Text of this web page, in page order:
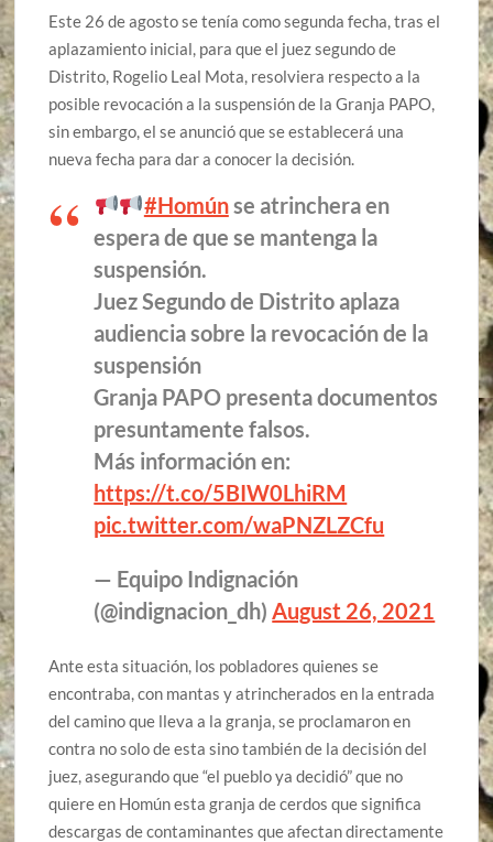
Este 26 de agosto se tenía como segunda fecha, tras el
aplazamiento inicial, para que el juez segundo de
Distrito, Rogelio Leal Mota, resolviera respecto a la
posible revocación a la suspensión de la Granja PAPO,
sin embargo, el se anunció que se establecerá una
nueva fecha para dar a conocer la decisión.
#Homúnse atrinchera en
espera de que se mantenga la
suspensión.
Juez Segundo de Distrito aplaza
audiencia sobre la revocación de la
suspensión
Granja PAPO presenta documentos
presuntamente falsos.
Más información en:
https://t.co/5BIW0LhiRM
pic.twitter.com/waPNZLZCfu
— Equipo Indignación
(@indignacion_dh) August 26, 2021
Ante esta situación, los pobladores quienes se
encontraba, con mantas y atrincherados en la entrada
del camino que lleva a la granja, se proclamaron en
contra no solo de esta sino también de la decisión del
juez, asegurando que “el pueblo ya decidió” que no
quiere en Homún esta granja de cerdos que significa
descargas de contaminantes que afectan directamente